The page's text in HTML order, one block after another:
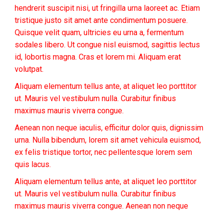
hendrerit suscipit nisi, ut fringilla urna laoreet ac. Etiam
tristique justo sit amet ante condimentum posuere.
Quisque velit quam, ultricies eu urna a, fermentum
sodales libero. Ut congue nisl euismod, sagittis lectus
id, lobortis magna. Cras et lorem mi. Aliquam erat
volutpat.
Aliquam elementum tellus ante, at aliquet leo porttitor
ut. Mauris vel vestibulum nulla. Curabitur finibus
maximus mauris viverra congue.
Aenean non neque iaculis, efficitur dolor quis, dignissim
urna. Nulla bibendum, lorem sit amet vehicula euismod,
ex felis tristique tortor, nec pellentesque lorem sem
quis lacus.
Aliquam elementum tellus ante, at aliquet leo porttitor
ut. Mauris vel vestibulum nulla. Curabitur finibus
maximus mauris viverra congue. Aenean non neque